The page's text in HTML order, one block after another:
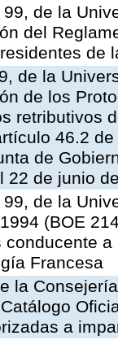
de la
del
de
de la
de los
retributivos
46.2
de
22 de junio
de la
(BOE
Francesa
la
a